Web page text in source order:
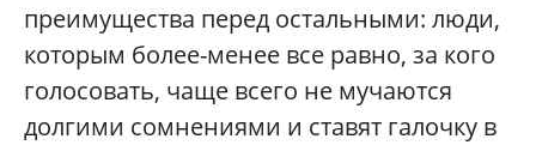
преимущества перед остальными: люди,
которым более-менее все равно, за кого
голосовать, чаще всего не мучаются
долгими сомнениями и ставят галочку в